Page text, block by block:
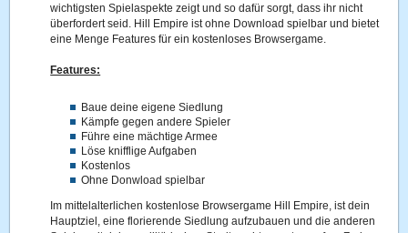
wichtigsten Spielaspekte zeigt und so dafür sorgt, dass ihr nicht
überfordert seid. Hill Empire ist ohne Download spielbar und bietet
eine Menge Features für ein kostenloses Browsergame.
Features:
Baue deine eigene Siedlung
Kämpfe gegen andere Spieler
Führe eine mächtige Armee
Löse knifflige Aufgaben
Kostenlos
Ohne Donwload spielbar
Im mittelalterlichen kostenlose Browsergame Hill Empire, ist dein
Hauptziel, eine florierende Siedlung aufzubauen und die anderen